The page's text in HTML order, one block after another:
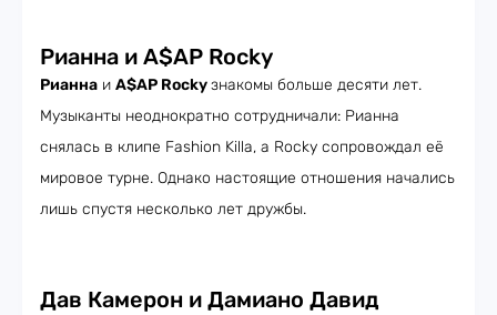
Рианна и A$AP Rocky
Рианна и A$AP Rockyзнакомы больше десяти лет.
Музыканты неоднократно сотрудничали: Рианна
снялась в клипе Fashion Killa, а Rocky сопровождал её
мировое турне. Однако настоящие отношения начались
лишь спустя несколько лет дружбы.
Дав Камерон и Дамиано Давид